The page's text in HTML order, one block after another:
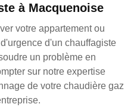
à Macquenoise
votre appartement ou
d'un chauffagiste
un problème en
sur notre expertise
de votre chaudière gaz